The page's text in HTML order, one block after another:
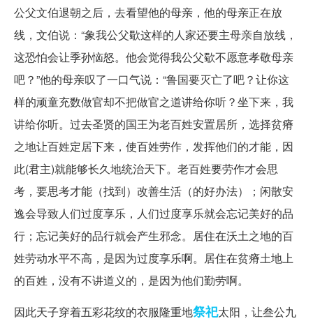
公父文伯退朝之后，去看望他的母亲，他的母亲正在放
线，文伯说：“象我公父歜这样的人家还要主母亲自放线，
这恐怕会让季孙恼怒。他会觉得我公父歜不愿意孝敬母亲
吧？”他的母亲叹了一口气说：“鲁国要灭亡了吧？让你这
样的顽童充数做官却不把做官之道讲给你听？坐下来，我
讲给你听。过去圣贤的国王为老百姓安置居所，选择贫瘠
之地让百姓定居下来，使百姓劳作，发挥他们的才能，因
此(君主)就能够长久地统治天下。老百姓要劳作才会思
考，要思考才能（找到）改善生活（的好办法）；闲散安
逸会导致人们过度享乐，人们过度享乐就会忘记美好的品
行；忘记美好的品行就会产生邪念。居住在沃土之地的百
姓劳动水平不高，是因为过度享乐啊。居住在贫瘠土地上
的百姓，没有不讲道义的，是因为他们勤劳啊。
因此天子穿着五彩花纹的衣服隆重地祭祀太阳，让叁公九